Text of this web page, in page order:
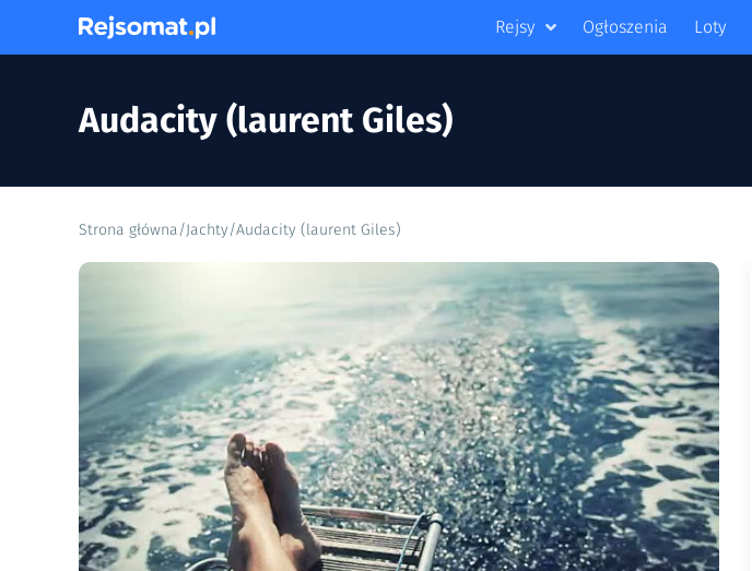
Rejsy Ogłoszenia Loty
Audacity (laurent Giles)
Strona główna/Jachty/Audacity (laurent Giles)